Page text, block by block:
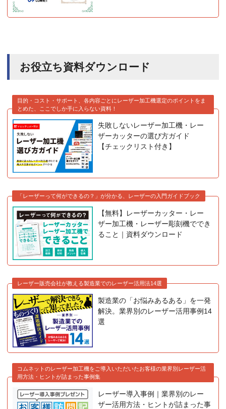
お役立ち資料ダウンロード
目的・コスト・サポート、各内容ごとにレーザー加工機選定のポイントをま
とめた、ここでしか手に入らない資料！
失敗しないレーザー加工機・レー
ザーカッターの選び方ガイド
【チェックリスト付き】
「レーザーって何ができるの？」が分かる、レーザーの入門ガイドブック
【無料】レーザーカッター・レー
ザー加工機・レーザー彫刻機ででき
ること｜資料ダウンロード
レーザー販売会社が教える製造業でのレーザー活用法14選
製造業の「お悩みあるある」を一発
解決。業界別のレーザー活用事例14
選
コムネットのレーザー加工機をご導入いただいたお客様の業界別レーザー活
用方法・ヒントが詰まった事例集
レーザー導入事例｜業界別のレー
ザー活用方法・ヒントが詰まった事